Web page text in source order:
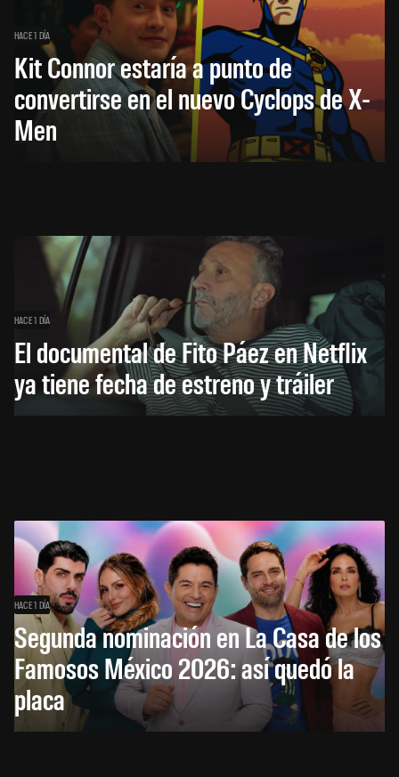
HACE 1 DÍA
Kit Connor estaría a punto de
convertirse en el nuevo Cyclops de X-
Men
HACE 1 DÍA
El documental de Fito Páez en Netflix
ya tiene fecha de estreno y tráiler
HACE 1 DÍA
Segunda nominación en La Casa de los
Famosos México 2026: así quedó la
placa